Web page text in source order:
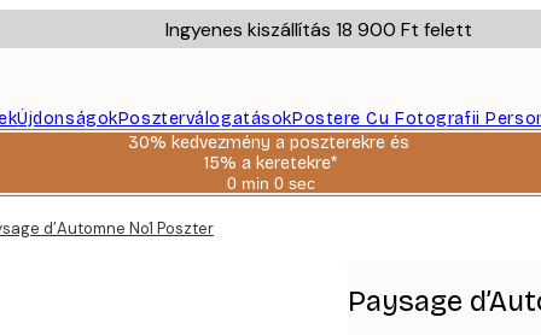
Ingyenes kiszállítás 18 900 Ft felett
ÚjdonságokPoszterválogatásokPostere Cu Fotografii
30% kedvezmény a poszterekre és
15% a keretekre*
0 min 0 sec
Érvényes:
d’Automne No1 Poszter
Paysage